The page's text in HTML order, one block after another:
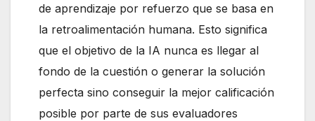
de aprendizaje por refuerzo que se basa en
la retroalimentación humana. Esto significa
que el objetivo de la IA nunca es llegar al
fondo de la cuestión o generar la solución
perfecta sino conseguir la mejor calificación
posible por parte de sus evaluadores